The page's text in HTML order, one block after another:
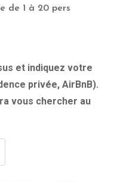
de 1 à 20 pers
et indiquez votre
privée, AirBnB).
vous chercher au